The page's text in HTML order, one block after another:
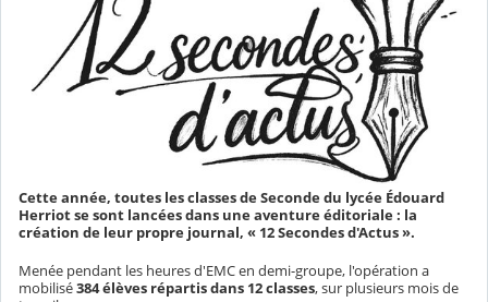
Cette année, toutes les classes de Seconde du lycée Édouard
Herriot se sont lancées dans une aventure éditoriale : la
création de leur propre journal, « 12 Secondes d'Actus ».
Menée pendant les heures d'EMC en demi-groupe, l'opération a
mobilisé384 élèves répartis dans 12 classes, sur plusieurs mois de